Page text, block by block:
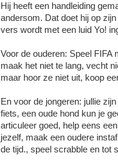
Hij heeft een handleiding
andersom. Dat doet hij op
vers wordt met een luid Yo!
Voor de ouderen: Speel FIFA
maak het niet te lang, vecht
maar hoor ze niet uit, koop
En voor de jongeren: jullie
fiets, een oude hond kun je
articuleer goed, help eens
jezelf, maak een oudere
de tijd., speel scrabble en tot